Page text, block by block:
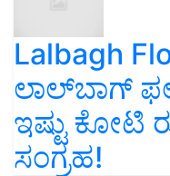
Lalbagh
ಲಾಲ್‌ಬಾಗ್
ಇಷ್ಟು
ಸಂಗ್ರಹ!